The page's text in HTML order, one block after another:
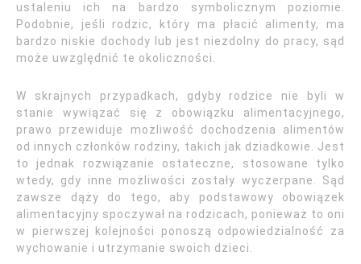
ustaleniu ich na bardzo symbolicznym poziomie.
Podobnie, jeśli rodzic, który ma płacić alimenty, ma
bardzo niskie dochody lub jest niezdolny do pracy, sąd
może uwzględnić te okoliczności.
W skrajnych przypadkach, gdyby rodzice nie byli w
stanie wywiązać się z obowiązku alimentacyjnego,
prawo przewiduje możliwość dochodzenia alimentów
od innych członków rodziny, takich jak dziadkowie. Jest
to jednak rozwiązanie ostateczne, stosowane tylko
wtedy, gdy inne możliwości zostały wyczerpane. Sąd
zawsze dąży do tego, aby podstawowy obowiązek
alimentacyjny spoczywał na rodzicach, ponieważ to oni
w pierwszej kolejności ponoszą odpowiedzialność za
wychowanie i utrzymanie swoich dzieci.